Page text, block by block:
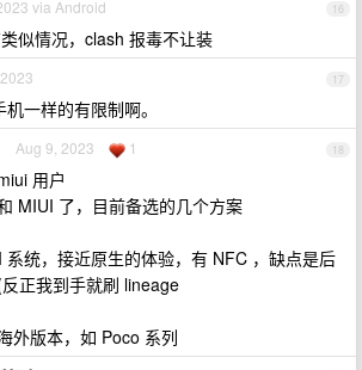
16
via Android
似情况，clash 报毒不让装
17
一样的有限制啊。
18
Aug 9, 2023 1
用户
MIUI 了，目前备选的几个方案
系统，接近原生的体验，有 NFC ，缺点是后
正我到手就刷 lineage
外版本，如 Poco 系列